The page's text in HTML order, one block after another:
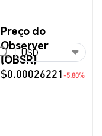
Preço do
Observer
(OBSR)
$0.00026221 -5.80%
USD